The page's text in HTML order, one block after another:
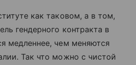
как таковом, а в том,
гендерного контракта в
медленнее, чем меняются
Так что можно с чистой